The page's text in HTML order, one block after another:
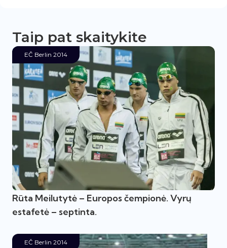
Taip pat skaitykite
EČ Berlin 2014
Rūta Meilutytė – Europos čempionė. Vyrų
estafetė – septinta.
EČ Berlin 2014